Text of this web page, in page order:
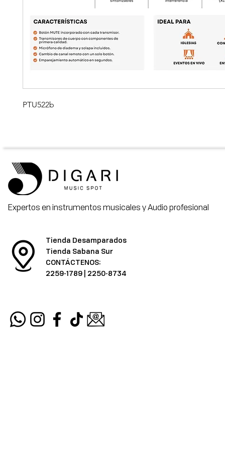
PTU522b
Expertos en instrumentos musicales y Audio profesional
Tienda Desamparados
Tienda Sabana Sur
CONTÁCTENOS:
2259-1789 | 2250-8734